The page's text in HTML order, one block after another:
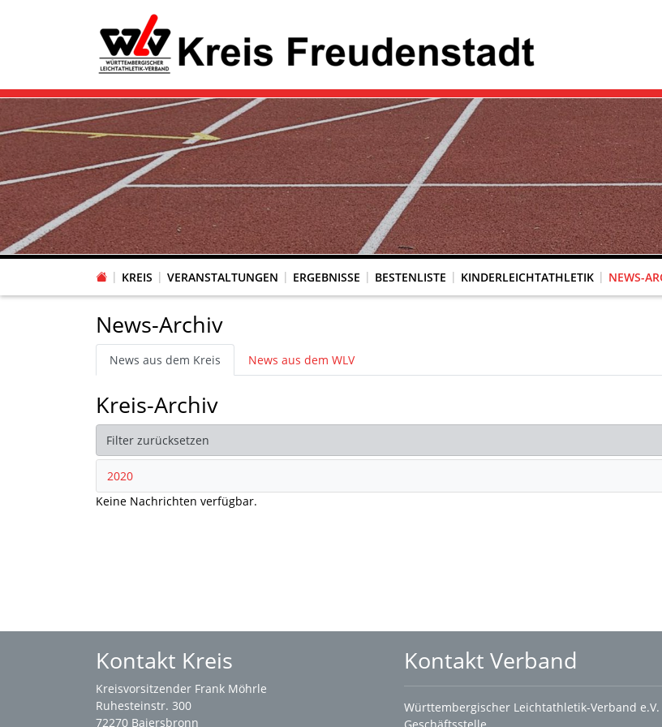
KREIS VERANSTALTUNGEN ERGEBNISSE BESTENLISTE KINDERLEICHTATHLETIK NEWS-
News-Archiv
News aus dem Kreis News aus dem WLV
Kreis-Archiv
Filter zurücksetzen
2020
Keine Nachrichten verfügbar.
Kontakt Kreis
Kreisvorsitzender Frank Möhrle
Ruhesteinstr. 300
72270 Baiersbronn
Kontakt Verband
Württembergischer Leichtathletik-Verband e.V.